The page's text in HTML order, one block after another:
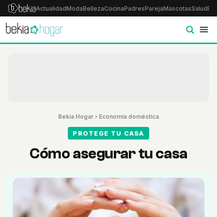
ActualidadModaBellezaCocinaPadresParejaMascotasSalud
Bekia Hogar › Economía doméstica
PROTEGE TU CASA
Cómo asegurar tu casa